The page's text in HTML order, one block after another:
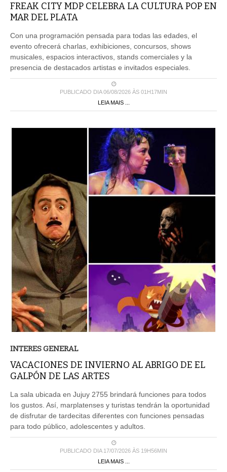
FREAK CITY MDP CELEBRA LA CULTURA POP EN
MAR DEL PLATA
Con una programación pensada para todas las edades, el
evento ofrecerá charlas, exhibiciones, concursos, shows
musicales, espacios interactivos, stands comerciales y la
presencia de destacados artistas e invitados especiales.
PUBLICADO DIA 06/08/2026 ÀS 01H17MIN
LEIA MAIS ...
INTERES GENERAL
VACACIONES DE INVIERNO AL ABRIGO DE EL
GALPÓN DE LAS ARTES
La sala ubicada en Jujuy 2755 brindará funciones para todos
los gustos. Así, marplatenses y turistas tendrán la oportunidad
de disfrutar de tardecitas diferentes con funciones pensadas
para todo público, adolescentes y adultos.
PUBLICADO DIA 17/07/2026 ÀS 19H56MIN
LEIA MAIS ...